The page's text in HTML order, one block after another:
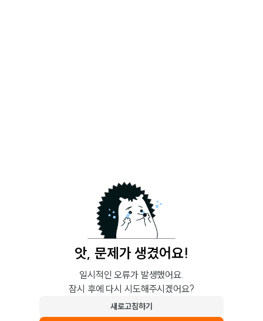
앗, 문제가 생겼어요!
일시적인 오류가 발생했어요.
잠시 후에 다시 시도해주시겠어요?
새로고침하기